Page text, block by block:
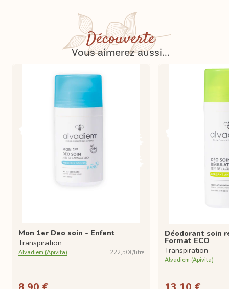
Découverte
Vous aimerez aussi...
Mon 1er Deo soin - Enfant
Transpiration
Alvadiem (Apivita) 222,50€/litre
Déodorant soin
Format ECO
Transpiration
Alvadiem (Apivita)